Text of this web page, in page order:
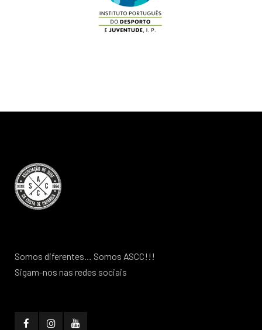
Somos diferentes… Somos ASCC!!!
Sigam-nos nas redes sociais